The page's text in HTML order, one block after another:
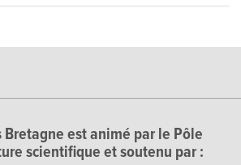
Bretagne est animé par le Pôle
scientifique et soutenu par :